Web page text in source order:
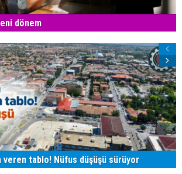
dönem
veren tablo! Nüfus düşüşü sürüyor